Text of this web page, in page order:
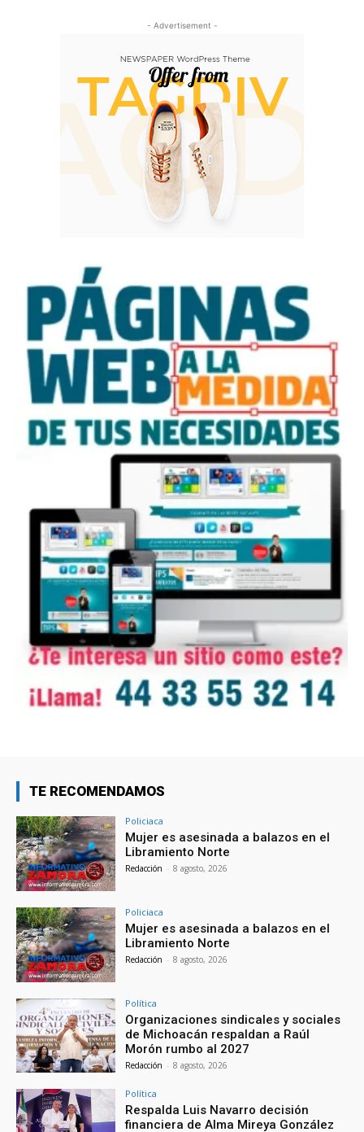
- Advertisement -
TE RECOMENDAMOS
Policiaca
Mujer es asesinada a balazos en el
Libramiento Norte
Redacción - 8 agosto, 2026
Policiaca
Mujer es asesinada a balazos en el
Libramiento Norte
Redacción - 8 agosto, 2026
Política
Organizaciones sindicales y sociales
de Michoacán respaldan a Raúl
Morón rumbo al 2027
Redacción - 8 agosto, 2026
Política
Respalda Luis Navarro decisión
financiera de Alma Mireya González